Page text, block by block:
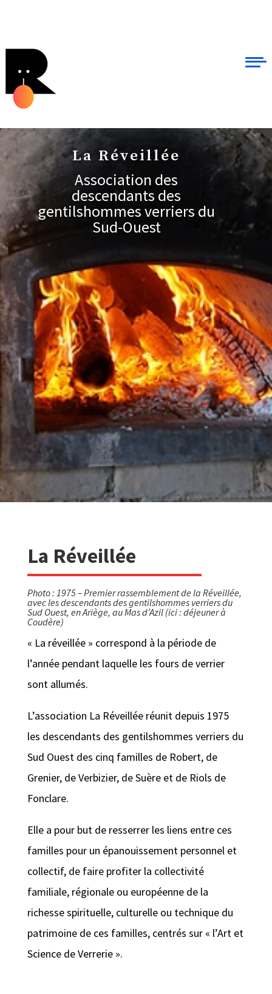
La Réveillée
Association des
descendants des
gentilshommes verriers du
Sud-Ouest
La Réveillée
Photo : 1975 – Premier rassemblement de la Réveillée,
avec les descendants des gentilshommes verriers du
Sud Ouest, en Ariège, au Mas d’Azil (ici : déjeuner à
Coudère)
« La réveillée » correspond à la période de
l’année pendant laquelle les fours de verrier
sont allumés.
L’association La Réveillée réunit depuis 1975
les descendants des gentilshommes verriers du
Sud Ouest des cinq familles de Robert, de
Grenier, de Verbizier, de Suère et de Riols de
Fonclare.
Elle a pour but de resserrer les liens entre ces
familles pour un épanouissement personnel et
collectif, de faire profiter la collectivité
familiale, régionale ou européenne de la
richesse spirituelle, culturelle ou technique du
patrimoine de ces familles, centrés sur « l’Art et
Science de Verrerie ».